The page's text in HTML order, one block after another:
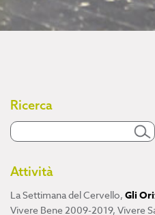
Ricerca
Attività
La Settimana del Cervello, Gli
Vivere Bene 2009-2019, Vivere